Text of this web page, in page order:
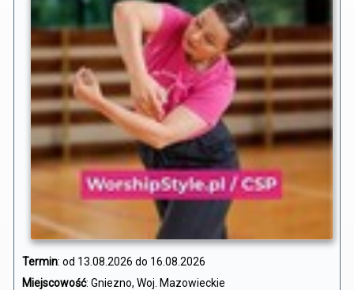
Termin: od 13.08.2026 do 16.08.2026
Miejscowość: Gniezno, Woj. Mazowieckie